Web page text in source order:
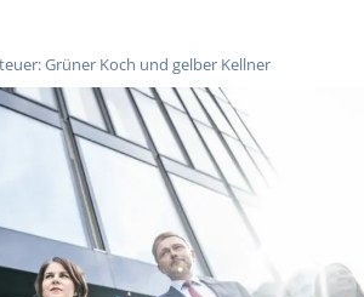
Grüner Koch und gelber Kellner